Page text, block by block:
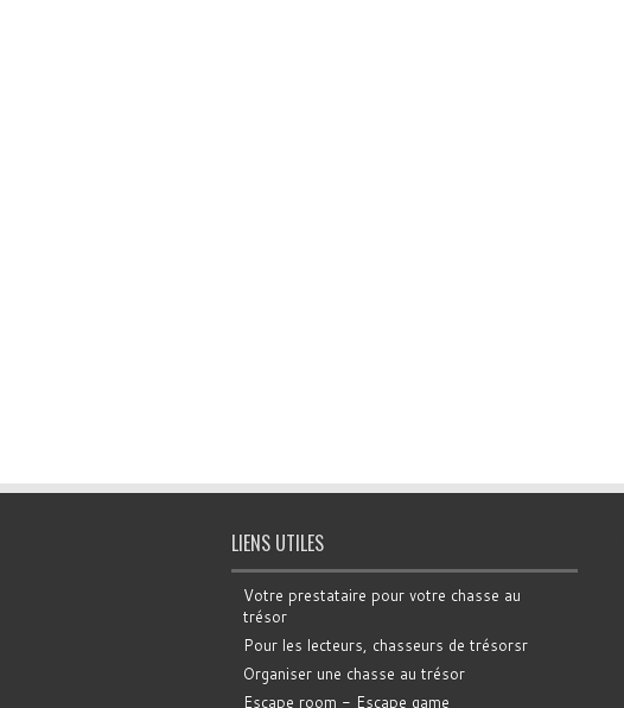
LIENS UTILES
Votre prestataire pour votre chasse au
trésor
Pour les lecteurs, chasseurs de trésorsr
Organiser une chasse au trésor
Escape room - Escape game